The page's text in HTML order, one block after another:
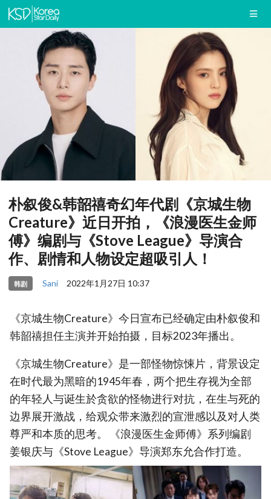
朴叙俊&韩韶禧奇幻年代剧《京城生物
Creature》近日开拍，《浪漫医生金师
傅》编剧与《Stove League》导演合
作、剧情和人物设定超吸引人！
韩剧 Sani 2022年1月27日 10:37
《京城生物Creature》今日宣布已经确定由朴叙俊和
韩韶禧担任主演并开始拍摄，目标2023年播出。
《京城生物Creature》是一部怪物惊悚片，背景设定
在时代最为黑暗的1945年春，两个把生存视为全部
的年轻人与诞生於贪欲的怪物进行对抗，在生与死的
边界展开激战，给观众带来激烈的宣泄感以及对人类
尊严和本质的思考。 《浪漫医生金师傅》系列编剧
姜银庆与《Stove League》导演郑东允合作打造。